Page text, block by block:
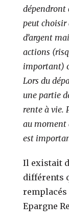
dépendront
peut choisir
d’argent
actions
important)
Lors du
une partie
rente à vie.
au moment
est
Il existait
différents
remplacés
Epargne